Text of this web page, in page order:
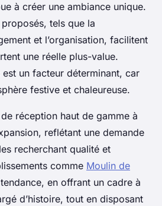
à créer une ambiance unique.
tels que la
et l’organisation, facilitent
une réelle plus-value.
est un facteur déterminant, car
festive et chaleureuse.
réception haut de gamme à
reflétant une demande
recherchant qualité et
comme Moulin de
en offrant un cadre à
d’histoire, tout en disposant